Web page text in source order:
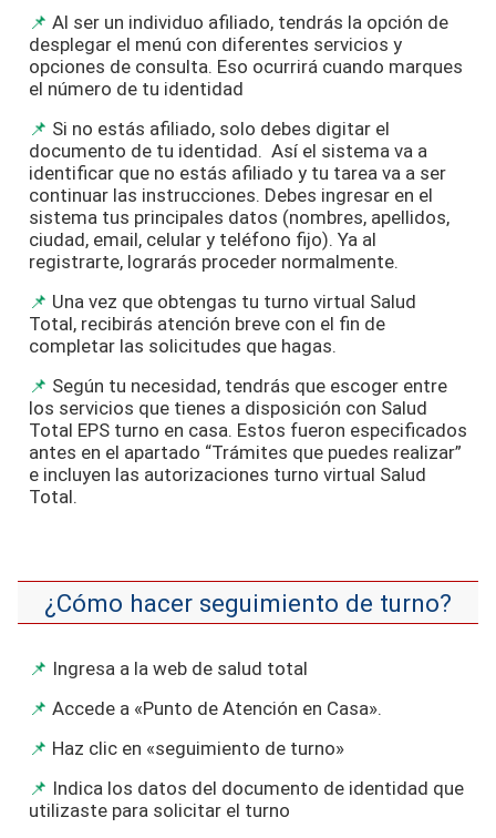
Al ser un individuo afiliado, tendrás la opción de
desplegar el menú con diferentes servicios y
opciones de consulta. Eso ocurrirá cuando marques
el número de tu identidad
Si no estás afiliado, solo debes digitar el
documento de tu identidad. Así el sistema va a
identificar que no estás afiliado y tu tarea va a ser
continuar las instrucciones. Debes ingresar en el
sistema tus principales datos (nombres, apellidos,
ciudad, email, celular y teléfono fijo). Ya al
registrarte, lograrás proceder normalmente.
Una vez que obtengas tu turno virtual Salud
Total, recibirás atención breve con el fin de
completar las solicitudes que hagas.
Según tu necesidad, tendrás que escoger entre
los servicios que tienes a disposición con Salud
Total EPS turno en casa. Estos fueron especificados
antes en el apartado “Trámites que puedes realizar”
e incluyen las autorizaciones turno virtual Salud
Total.
¿Cómo hacer seguimiento de turno?
Ingresa a la web de salud total
Accede a «Punto de Atención en Casa».
Haz clic en «seguimiento de turno»
Indica los datos del documento de identidad que
utilizaste para solicitar el turno